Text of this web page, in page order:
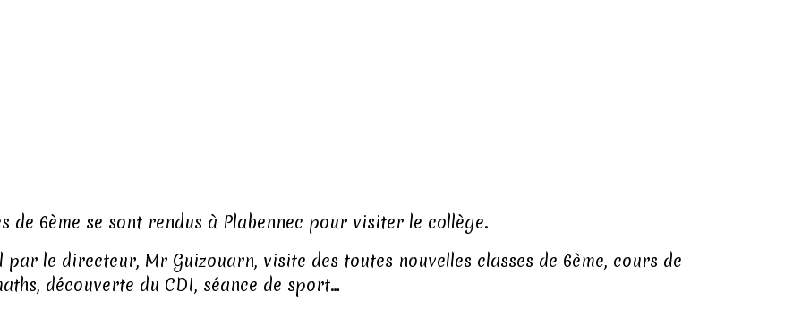
de 6ème se sont rendus à Plabennec pour visiter le collège.
le directeur, Mr Guizouarn, visite des toutes nouvelles classes de 6ème, cours de
découverte du CDI, séance de sport…